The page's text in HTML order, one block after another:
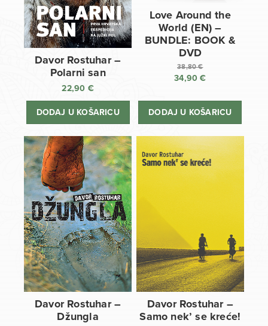
Davor Rostuhar –
Polarni san
22,90 €
DODAJ U KOŠARICU
Love Around the
World (EN) –
BUNDLE: BOOK &
DVD
38,80€
Izvorna
bila
34,90€
cijena
DODAJ U KOŠARICU
Davor Rostuhar –
Džungla
Davor Rostuhar –
Samo nek’ se kreće!